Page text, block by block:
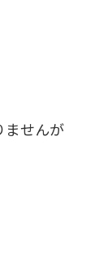
ませんが